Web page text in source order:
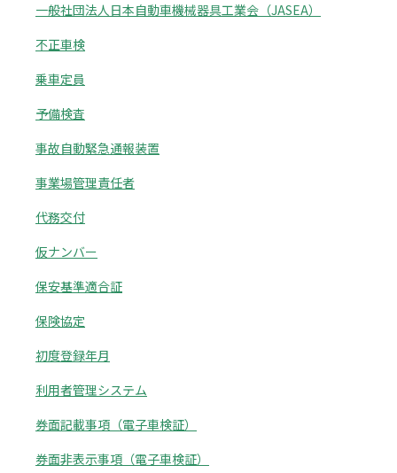
一般社団法人日本自動車機械器具工業会（JASEA）
不正車検
乗車定員
予備検査
事故自動緊急通報装置
事業場管理責任者
代務交付
仮ナンバー
保安基準適合証
保険協定
初度登録年月
利用者管理システム
券面記載事項（電子車検証）
券面非表示事項（電子車検証）